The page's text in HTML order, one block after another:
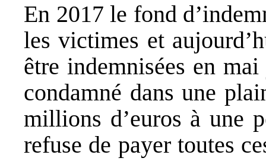
En 2017 le fond
les victimes et
être indemnisées en
condamné dans une
millions d’euros à une
refuse de payer toutes